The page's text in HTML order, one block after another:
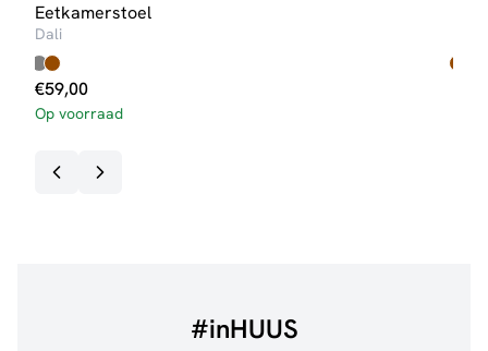
Eetkamerstoel
Dali
€59,00
Op voorraad
#inHUUS